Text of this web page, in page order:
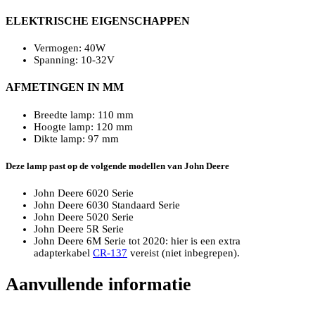
ELEKTRISCHE EIGENSCHAPPEN
Vermogen: 40W
Spanning: 10-32V
AFMETINGEN IN MM
Breedte lamp: 110 mm
Hoogte lamp: 120 mm
Dikte lamp: 97 mm
Deze lamp past op de volgende modellen van John Deere
John Deere 6020 Serie
John Deere 6030 Standaard Serie
John Deere 5020 Serie
John Deere 5R Serie
John Deere 6M Serie tot 2020: hier is een extra
adapterkabel CR-137 vereist (niet inbegrepen).
Aanvullende informatie